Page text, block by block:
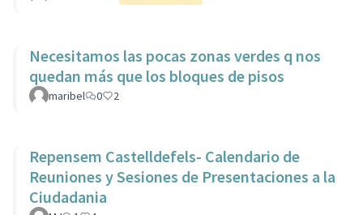
Necesitamos las pocas zonas verdes q nos
quedan más que los bloques de pisos
maribel 0 2
Repensem Castelldefels- Calendario de
Reuniones y Sesiones de Presentaciones a la
Ciudadania